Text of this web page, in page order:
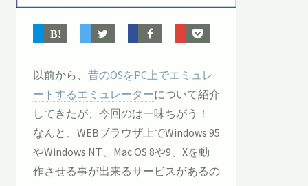
以前から、 昔のOSをPC上でエミュレ
ートするエミュレーターについて紹介
してきたが、今回のは一味ちがう！
なんと、WEBブラウザ上でWindows 95
やWindows NT、Mac OS 8や9、Xを動
作させる事が出来るサービスがあるの